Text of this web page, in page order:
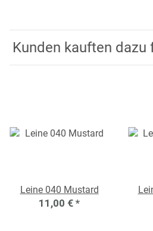
Kunden kauften
Leine 040 Mustard
11,00 € *